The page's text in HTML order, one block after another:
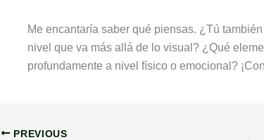
Me encantaría saber qué piensas. ¿Tú
nivel que va más allá de lo visual? ¿Qué
profundamente a nivel físico o emocional?
PREVIOUS